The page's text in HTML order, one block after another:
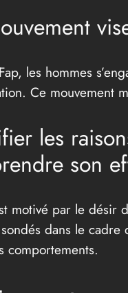
les hommes
Ce mouvement
les
son
motivé par le désir
dans le
comportements.